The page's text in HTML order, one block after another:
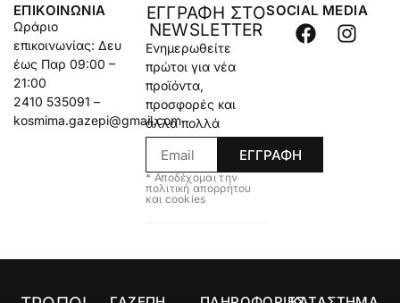
ΕΠΙΚΟΙΝΩΝΊΑ
Ωράριο
επικοινωνίας: Δευ
έως Παρ 09:00 –
21:00
2410 535091 –
kosmima.gazepi@gmail.com
ΕΓΓΡΑΦΗ ΣΤΟ
NEWSLETTER
Ενημερωθείτε
πρώτοι για νέα
προϊόντα,
προσφορές και
άλλα πολλά
ΕΓΓΡΑΦΗ
* Αποδέχομαι την
πολιτική απορρήτου
και cookies
SOCIAL MEDIA